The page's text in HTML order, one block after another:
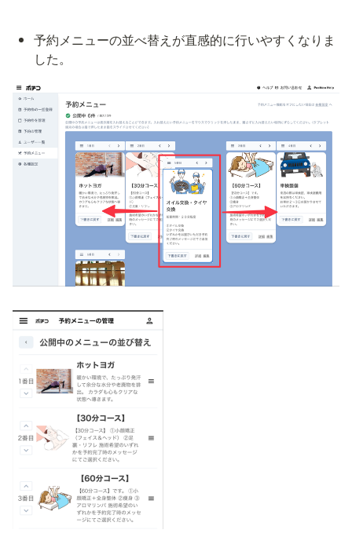
予約メニューの並べ替えが直感的に行いやすくなりま
した。